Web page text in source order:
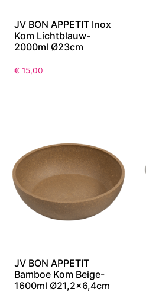
JV BON APPETIT Inox
Kom Lichtblauw-
2000ml Ø23cm
€ 15,00
JV BON APPETIT
Bamboe Kom Beige-
1600ml Ø21,2×6,4cm